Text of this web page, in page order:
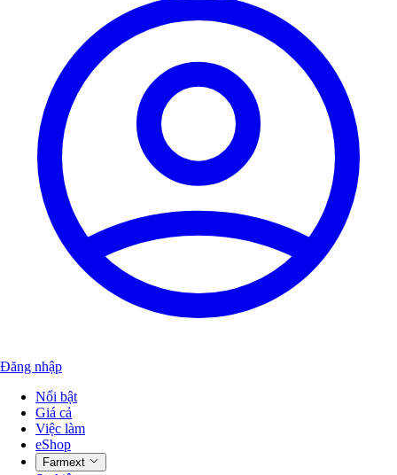
Đăng nhập
Nổi bật
Giá cả
Việc làm
eShop
Farmext